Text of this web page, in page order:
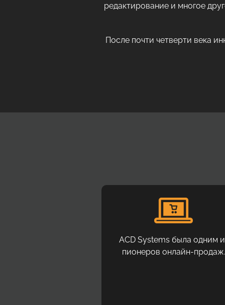
редактирование и многое
После почти четверти века
ACD Systems была одним
пионеров онлайн-продаж.